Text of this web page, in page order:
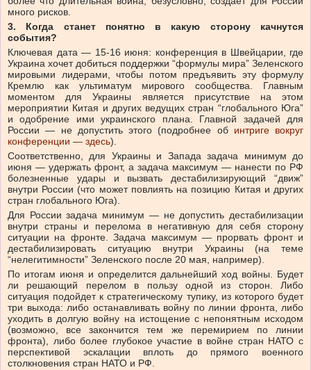
много рисков.
3. Когда станет понятно в какую сторону качнутся
события?
Ключевая дата — 15-16 июня: конференция в Швейцарии, где
Украина хочет добиться поддержки “формулы мира” Зеленского
мировыми лидерами, чтобы потом предъявить эту формулу
Кремлю как ультиматум мирового сообщества. Главным
моментом для Украины является присутствие на этом
мероприятии Китая и других ведущих стран “глобального Юга”
и одобрение ими украинского плана. Главной задачей для
России — не допустить этого (подробнее об интриге вокруг
конференции — здесь).
Соответственно, для Украины и Запада задача минимум до
июня — удержать фронт, а задача максимум — нанести по РФ
болезненные удары и вызвать дестабилизирующий “движ”
внутри России (что может повлиять на позицию Китая и других
стран глобального Юга).
Для России задача минимум — не допустить дестабилизации
внутри страны и перелома в негативную для себя сторону
ситуации на фронте. Задача максимум — прорвать фронт и
дестабилизировать ситуацию внутри Украины (на теме
“нелегитимности” Зеленского после 20 мая, например).
По итогам июня и определится дальнейший ход войны. Будет
ли решающий перелом в пользу одной из сторон. Либо
ситуация подойдет к стратегическому тупику, из которого будет
три выхода: либо останавливать войну по линии фронта, либо
уходить в долгую войну на истощение с непонятным исходом
(возможно, все закончится тем же перемирием по линии
фронта), либо более глубокое участие в войне стран НАТО с
перспективой эскалации вплоть до прямого военного
столкновения стран НАТО и РФ.